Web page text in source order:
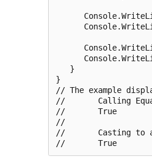
   }
}
// The example
//       Calling
//       True
//
//       Casting to